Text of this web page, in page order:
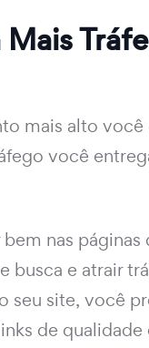
mais alto você
você
bem nas
busca e atrair
seu site, você
de